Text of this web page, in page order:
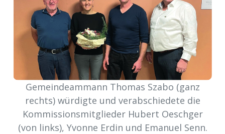
Gemeindeammann Thomas Szabo (ganz
rechts) würdigte und verabschiedete die
Kommissionsmitglieder Hubert Oeschger
(von links), Yvonne Erdin und Emanuel Senn.